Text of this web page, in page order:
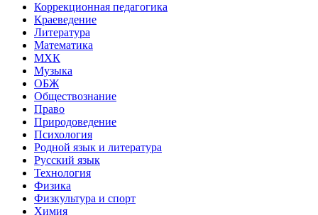
Коррекционная педагогика
Краеведение
Литература
Математика
МХК
Музыка
ОБЖ
Обществознание
Право
Природоведение
Психология
Родной язык и литература
Русский язык
Технология
Физика
Физкультура и спорт
Химия